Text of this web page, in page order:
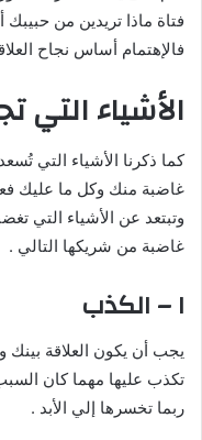
فتاة ماذا تريدين من
فالإهتمام أساس نجاح
الأشياء التي
كما ذكرنا الأشياء التي
غاضبة منك وكل ما عليك
وتبتعد عن الأشياء التي
غاضبة من شريكها التالي .
١ – الكذب
يجب أن يكون العلاقة
تكذب عليها مهما كان
ربما تخسرها إلي الأبد .